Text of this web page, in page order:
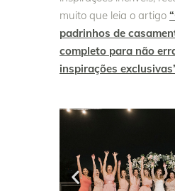
muito que leia o artigo
padrinhos de
completo para não
inspirações